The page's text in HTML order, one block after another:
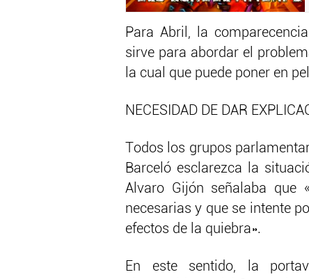
Para Abril, la
sirve para abordar el
la cual que puede poner en
NECESIDAD DE DAR
Todos los grupos
Barceló esclarezca la
Alvaro Gijón señalaba que
necesarias y que se intente
efectos de la quiebra».
En este sentido, la